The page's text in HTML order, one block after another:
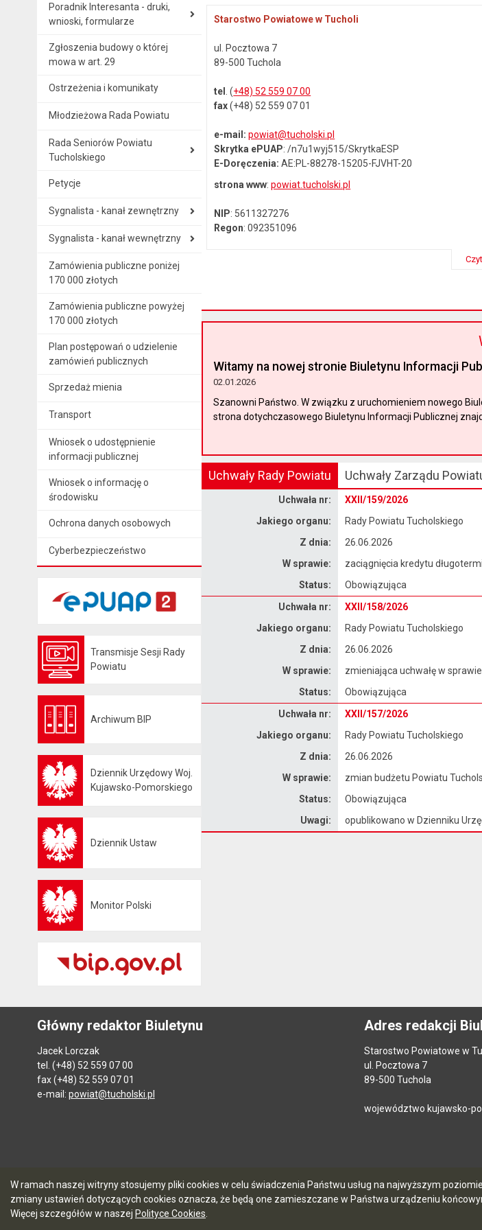
W ramach naszej witryny stosujemy pliki cookies w celu świadczenia Państwu usług na najwyższym
zmiany ustawień dotyczących cookies oznacza, że będą one zamieszczane w Państwa urządzeniu
Więcej szczegółów w naszej Polityce Cookies
Poradnik Interesanta - druki,
wnioski, formularze
Zgłoszenia budowy o której
mowa w art. 29
Ostrzeżenia i komunikaty
Młodzieżowa Rada Powiatu
Rada Seniorów Powiatu
Tucholskiego
Petycje
Sygnalista - kanał zewnętrzny
Sygnalista - kanał wewnętrzny
Zamówienia publiczne poniżej
170 000 złotych
Zamówienia publiczne powyżej
170 000 złotych
Plan postępowań o udzielenie
zamówień publicznych
Sprzedaż mienia
Transport
Wniosek o udostępnienie
informacji publicznej
Wniosek o informację o
środowisku
Ochrona danych osobowych
Cyberbezpieczeństwo
Transmisje Sesji Rady
Powiatu
Archiwum BIP
Dziennik Urzędowy Woj.
Kujawsko-Pomorskiego
Dziennik Ustaw
Monitor Polski
Starostwo Powiatowe w Tucholi
ul. Pocztowa 7
89-500 Tuchola
tel . (+48) 52 559 07 00
fax(+48) 52 559 07 01
e-mail:powiat@tucholski.pl
Skrytka ePUAP: /n7u1wyj515/SkrytkaESP
E-Doręczenia:AE:PL-88278-15205-FJVHT-20
strona www:powiat.tucholski.pl
NIP: 5611327276
Regon: 092351096
Witamy na nowej stronie Biuletynu Informacji
02.01.2026
Szanowni Państwo. W związku z uruchomieniem nowego
strona dotychczasowego Biuletynu Informacji Publicznej
Uchwały Rady Powiatu Uchwały Zarządu
Uchwała nr:
XXII/159/2026
Jakiego organu:
Rady Powiatu Tucholskiego
Z dnia:
26.06.2026
W sprawie:
zaciągnięcia kredytu
Status:
Obowiązująca
Uchwała nr:
XXII/158/2026
Jakiego organu:
Rady Powiatu Tucholskiego
Z dnia:
26.06.2026
W sprawie:
zmieniająca uchwałę w
Status:
Obowiązująca
Uchwała nr:
XXII/157/2026
Jakiego organu:
Rady Powiatu Tucholskiego
Z dnia:
26.06.2026
W sprawie:
zmian budżetu Powiatu
Status:
Obowiązująca
Uwagi:
opublikowano w Dzienniku
Główny redaktor Biuletynu
Jacek Lorczak
tel. (+48) 52 559 07 00
fax (+48) 52 559 07 01
e-mail: powiat@tucholski.pl
Adres redakcji
Starostwo Powiatowe w
ul. Pocztowa 7
89-500 Tuchola
województwo kujawsko-
5.7.0 [104]